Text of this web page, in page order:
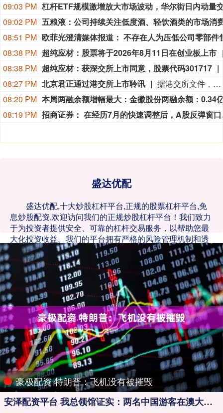
09:03 PM
09:02 PM
08:51 PM
08:38 PM 超纯应材：股票将于2026年8月11日在创业板上市
08:38 PM 超纯应材：获深交所上市同意，股票代码301717
08:27 PM 北京君正通过港交所上市聆讯
据港交所文件，8月9日，北京君正集成电路股份有限公司更新聆讯后资料集，意味着该公司港交所IPO通过聆讯。
08:20 PM
08:19 PM
招商
盛达优配
盛达优配,十大炒股杠杆平台,正规的股票杠杆平台,免
息炒股配资,欢迎访问我们的正规炒股杠杆平台！我们致力
于为投资者提供安全、可靠的杠杆交易服务，以帮助您最
大化投资收益。我们的平台拥有严格的风险管理机制和透
明的交易流程，确保您的资金安全无忧。无论您是新手还
是经验丰富的交易者，我们都提供专业的市场分析和个性
化的投资建议，助您在股市中稳步前行。加入我们，体验
高效便捷的炒股杠杆服务，实现您的投资目标！
豪极配资 特朗普：飞机没有被摧毁
安泽配资平台 我总领馆证实：两名中国游客在澳大利亚洪灾中遇难